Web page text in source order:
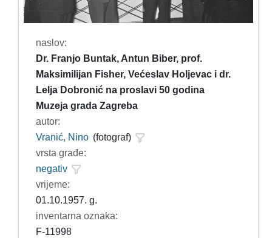
naslov:
Dr. Franjo Buntak, Antun Biber, prof.
Maksimilijan Fisher, Većeslav Holjevac i dr.
Lelja Dobronić na proslavi 50 godina
Muzeja grada Zagreba
autor:
Vranić, Nino (fotograf)
vrsta građe:
negativ
vrijeme:
01.10.1957. g.
inventarna oznaka:
F-11998